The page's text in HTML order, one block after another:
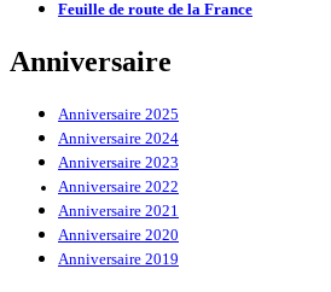
Feuille de route de la France
Anniversaire
Anniversaire 2025
Anniversaire 2024
Anniversaire 2023
Anniversaire 2022
Anniversaire 2021
Anniversaire 2020
Anniversaire 2019